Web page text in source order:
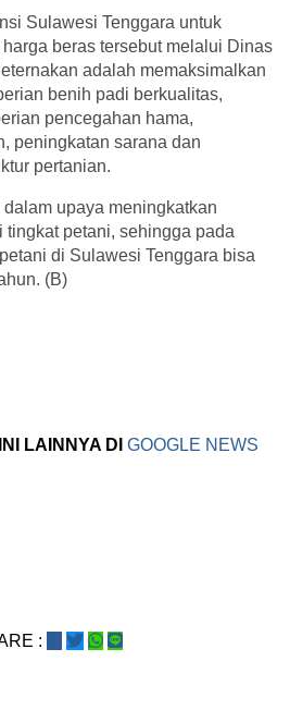
Sulawesi Tenggara untuk
beras tersebut melalui Dinas
adalah memaksimalkan
benih padi berkualitas,
pencegahan hama,
peningkatan sarana dan
pertanian.
upaya meningkatkan
tingkat petani, sehingga pada
di Sulawesi Tenggara bisa
(B)
LAINNYA DI GOOGLE NEWS
: